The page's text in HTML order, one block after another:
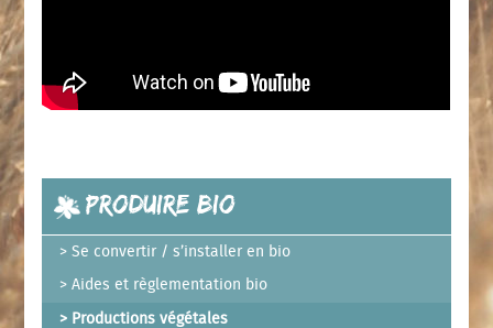
Produire Bio
Se convertir / s’installer en bio
Aides et règlementation bio
Productions végétales